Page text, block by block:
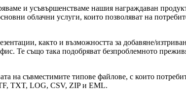
и усъвършенстваме нашия награждаван
облачни услуги, които позволяват на
както и възможността за добавяне/
Те също така подобряват безпроблемното
на съвместимите типове файлове, с които
TXT, LOG, CSV, ZIP и EML.